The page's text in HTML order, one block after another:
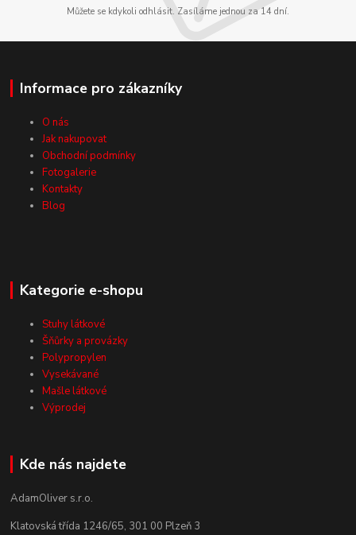
Můžete se kdykoli odhlásit. Zasíláme jednou za 14 dní.
Informace pro zákazníky
O nás
Jak nakupovat
Obchodní podmínky
Fotogalerie
Kontakty
Blog
Kategorie e-shopu
Stuhy látkové
Šňůrky a provázky
Polypropylen
Vysekávané
Mašle látkové
Výprodej
Kde nás najdete
AdamOliver s.r.o.
Klatovská třída 1246/65, 301 00 Plzeň 3